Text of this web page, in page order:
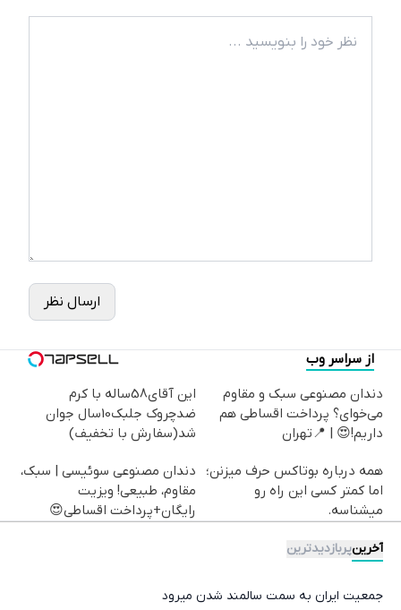
ارسال نظر
از سراسر وب
دندان مصنوعی سبک و مقاوم
می‌خوای؟ پرداخت اقساطی هم
داریم!😍 | 📍تهران
این آقای58ساله با کرم
ضدچروک جلبک10سال جوان
شد(سفارش با تخفیف)
همه درباره بوتاکس حرف میزنن؛
اما کمتر کسی این راه رو
میشناسه.
دندان مصنوعی سوئیسی | سبک،
مقاوم، طبیعی! ویزیت
رایگان+پرداخت اقساطی😍
آخرینپربازدیدترین
جمعیت ایران به سمت سالمند شدن میرود